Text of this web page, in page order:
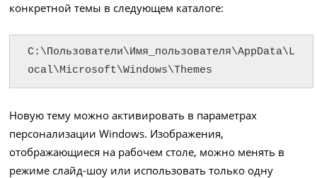
конкретной темы в следующем каталоге:
C:\Пользователи\Имя_пользователя\AppData\L
ocal\Microsoft\Windows\Themes
Новую тему можно активировать в параметрах
персонализации Windows. Изображения,
отображающиеся на рабочем столе, можно менять в
режиме слайд-шоу или использовать только одну